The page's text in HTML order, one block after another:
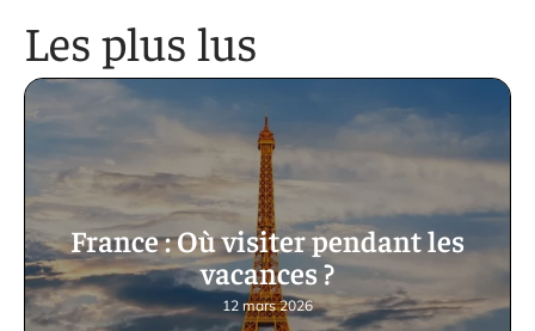
Les plus lus
France : Où visiter pendant les
vacances ?
12 mars 2026